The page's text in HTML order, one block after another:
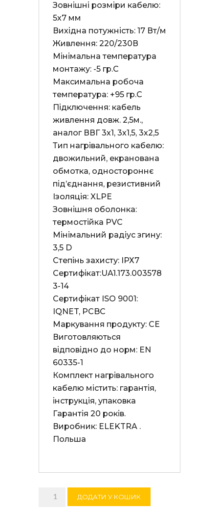
Зовнішні розміри кабелю:
5х7 мм
Вихідна потужність: 17 Вт/м
Живлення: 220/230В
Мінімальна температура
монтажу: -5 гр.С
Максимальна робоча
температура: +95 гр.С
Підключення: кабель
живлення довж. 2,5м.,
аналог ВВГ 3х1, 3х1,5, 3х2,5
Тип нагрівального кабелю:
двожильний, екранована
обмотка, одностороннє
під’єднання, резистивний
Ізоляція: XLPE
Зовнішня оболонка:
термостійка PVC
Мінімальний радіус згину:
3,5 D
Степінь захисту: ІРХ7
Сертифікат:UA1.173.003578
3-14
Сертифікат ISO 9001:
IQNET, PCBC
Маркування продукту: СЕ
Виготовляються
відповідно до норм: EN
60335-1
Комплект нагрівального
кабелю містить: гарантія,
інструкція, упаковка
Гарантія 20 років.
Виробник: ELEKTRA .
Польша
Нагрівальний
кабель
ДОДАТИ У КОШИК